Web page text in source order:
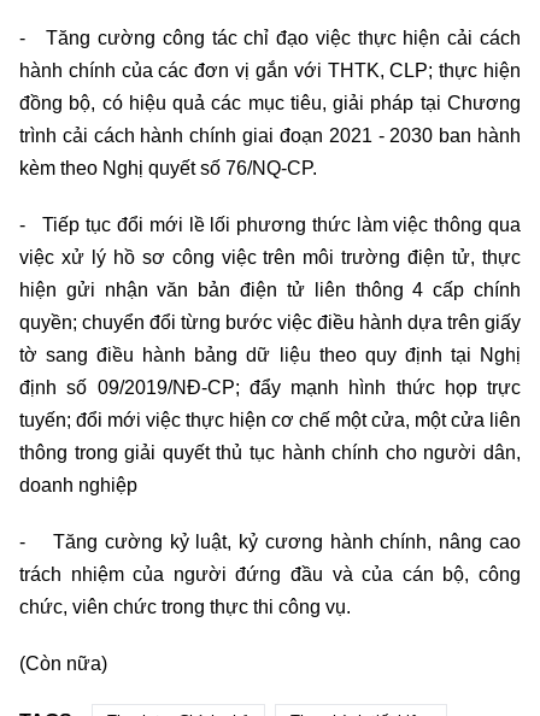
- Tăng cường công tác chỉ đạo việc thực hiện cải cách
hành chính của các đơn vị gắn với THTK, CLP; thực hiện
đồng bộ, có hiệu quả các mục tiêu, giải pháp tại Chương
trình cải cách hành chính giai đoạn 2021 - 2030 ban hành
kèm theo Nghị quyết số 76/NQ-CP.
- Tiếp tục đổi mới lề lối phương thức làm việc thông qua
việc xử lý hồ sơ công việc trên môi trường điện tử, thực
hiện gửi nhận văn bản điện tử liên thông 4 cấp chính
quyền; chuyển đổi từng bước việc điều hành dựa trên giấy
tờ sang điều hành bảng dữ liệu theo quy định tại Nghị
định số 09/2019/NĐ-CP; đẩy mạnh hình thức họp trực
tuyến; đổi mới việc thực hiện cơ chế một cửa, một cửa liên
thông trong giải quyết thủ tục hành chính cho người dân,
doanh nghiệp
- Tăng cường kỷ luật, kỷ cương hành chính, nâng cao
trách nhiệm của người đứng đầu và của cán bộ, công
chức, viên chức trong thực thi công vụ.
(Còn nữa)